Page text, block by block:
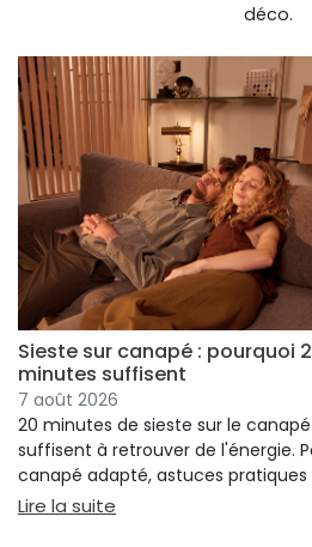
déco.
Sieste sur canapé : pourquoi
minutes suffisent
7 août 2026
20 minutes de sieste sur le canapé
suffisent à retrouver de l'énergie.
canapé adapté, astuces pratiques
bien s'installer.
Lire la suite : Sieste sur canapé